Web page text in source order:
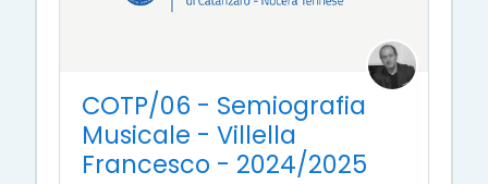
COTP/06 - Semiografia
Musicale - Villella
Francesco - 2024/2025